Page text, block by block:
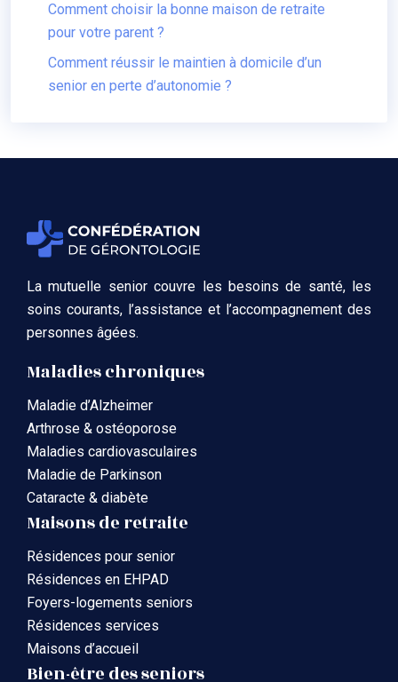
Comment choisir la bonne maison de retraite
pour votre parent ?
Comment réussir le maintien à domicile d’un
senior en perte d’autonomie ?
La mutuelle senior couvre les besoins de santé, les
soins courants, l’assistance et l’accompagnement des
personnes âgées.
Maladies chroniques
Maladie d’Alzheimer
Arthrose & ostéoporose
Maladies cardiovasculaires
Maladie de Parkinson
Cataracte & diabète
Maisons de retraite
Résidences pour senior
Résidences en EHPAD
Foyers-logements seniors
Résidences services
Maisons d’accueil
Bien-être des seniors